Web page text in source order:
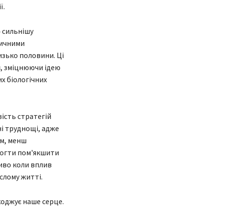
сильнішу
половини. Ці
зміцнюючи ідею
біологічних
стратегій
труднощі, адже
менш
пом'якшити
коли вплив
житті.
наше серце.